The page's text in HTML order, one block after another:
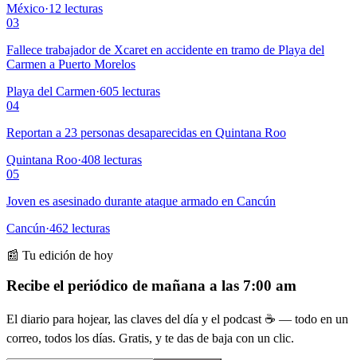
México·12 lecturas
03
Fallece trabajador de Xcaret en accidente en tramo de Playa del
Carmen a Puerto Morelos
Playa del Carmen·605 lecturas
04
Reportan a 23 personas desaparecidas en Quintana Roo
Quintana Roo·408 lecturas
05
Joven es asesinado durante ataque armado en Cancún
Cancún·462 lecturas
📰 Tu edición de hoy
Recibe el periódico de mañana a las 7:00 am
El diario para hojear, las claves del día y el podcast ☕ — todo en un
correo, todos los días. Gratis, y te das de baja con un clic.